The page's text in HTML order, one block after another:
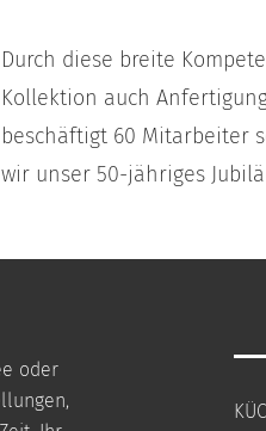
Durch diese breite
Kollektion auch
beschäftigt 60 Mitarbeiter
wir unser 50-jähriges
oder